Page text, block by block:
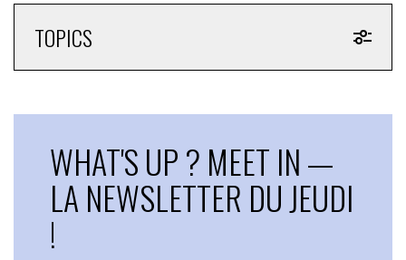
TOPICS
WHAT'S UP ? MEET IN —
LA NEWSLETTER DU JEUDI
!